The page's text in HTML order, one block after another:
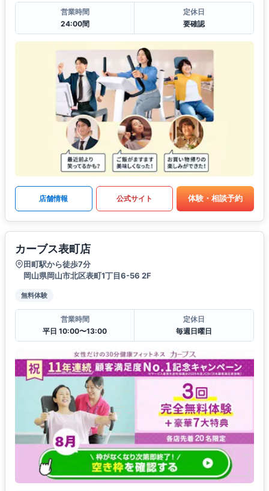
営業時間
24:00間
定休日
要確認
店舗情報 公式サイト 体験・相談予約
カーブス表町店
田町駅から徒歩7分
岡山県岡山市北区表町1丁目6-56 2F
無料体験
営業時間
平日 10:00〜13:00
定休日
毎週日曜日